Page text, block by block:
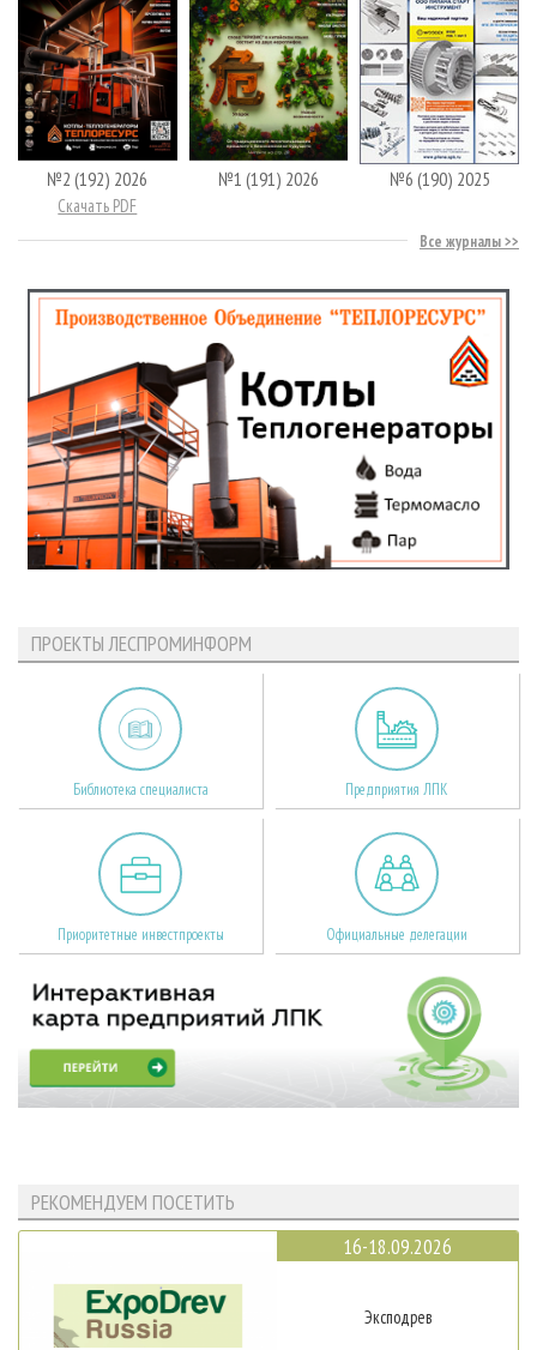
№2 (192) 2026
Скачать PDF
№1 (191) 2026 №6 (190) 2025
Все журналы
ПРОЕКТЫ ЛЕСПРОМИНФОРМ
Библиотека специалиста Предприятия ЛПК
Приоритетные инвестпроекты Официальные делегации
РЕКОМЕНДУЕМ ПОСЕТИТЬ
16-18.09.2026
Эксподрев